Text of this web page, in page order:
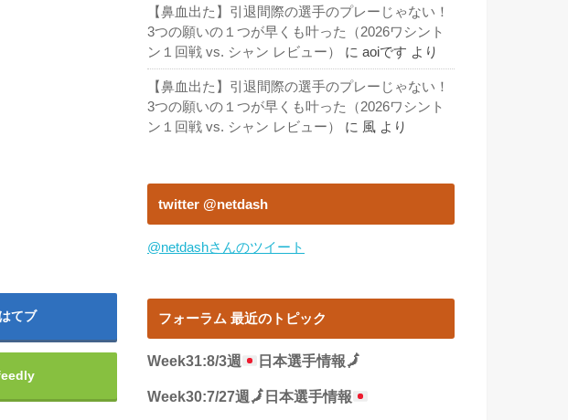
はてブ
【鼻血出た】引退間際の選手のプレーじゃない！
3つの願いの１つが早くも叶った（2026ワシント
ン１回戦 vs. シャン レビュー）
に aoiです より
【鼻血出た】引退間際の選手のプレーじゃない！
3つの願いの１つが早くも叶った（2026ワシント
ン１回戦 vs. シャン レビュー）
に 風 より
twitter @netdash
@netdashさんのツイート
フォーラム 最近のトピック
Week31:8/3週 日本選手情報🗾
Week30:7/27週🗾 日本選手情報